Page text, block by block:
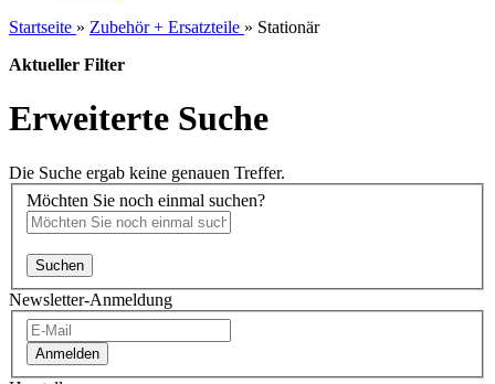
Startseite » Zubehör + Ersatzteile » Stationär
Aktueller Filter
Erweiterte Suche
Die Suche ergab keine genauen Treffer.
Möchten Sie noch einmal suchen?
Suchen
Newsletter-Anmeldung
Anmelden